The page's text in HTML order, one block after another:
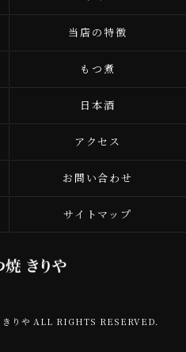
当店の特徴
もつ煮
日本酒
アクセス
お問い合わせ
サイトマップ
きりや ALL RIGHTS RESERVED.